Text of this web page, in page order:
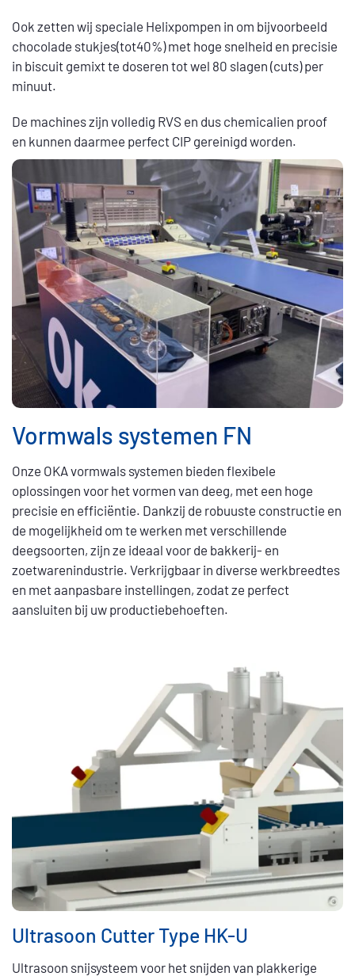
Ook zetten wij speciale Helixpompen in om bijvoorbeeld
chocolade stukjes(tot40%) met hoge snelheid en precisie
in biscuit gemixt te doseren tot wel 80 slagen (cuts) per
minuut.
De machines zijn volledig RVS en dus chemicalien proof
en kunnen daarmee perfect CIP gereinigd worden.
Vormwals systemen FN
Onze OKA vormwals systemen bieden flexibele
oplossingen voor het vormen van deeg, met een hoge
precisie en efficiëntie. Dankzij de robuuste constructie en
de mogelijkheid om te werken met verschillende
deegsoorten, zijn ze ideaal voor de bakkerij- en
zoetwarenindustrie. Verkrijgbaar in diverse werkbreedtes
en met aanpasbare instellingen, zodat ze perfect
aansluiten bij uw productiebehoeften.
Ultrasoon Cutter Type HK-U
Ultrasoon snijsysteem voor het snijden van plakkerige